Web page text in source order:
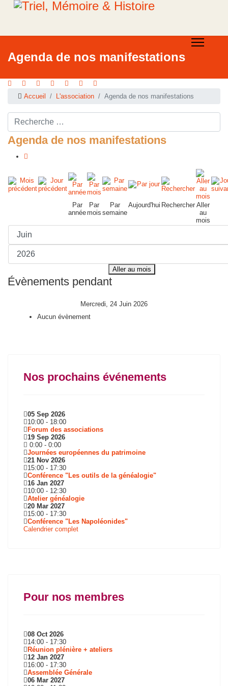
Agenda de nos manifestations
Accueil L'association Agenda de nos manifestations
Rechercher ...
Agenda de nos manifestations
Par
année
Par
mois
Par
semaine
Aujourd'hui Rechercher Aller
au
mois
Aller au mois
Évènements pendant
Mercredi, 24 Juin 2026
Aucun évènement
Nos prochains événements
05 Sep 2026
10:00 - 18:00
Forum des associations
19 Sep 2026
0:00 - 0:00
Journées européennes du patrimoine
21 Nov 2026
15:00 - 17:30
Conférence "Les outils de la généalogie"
16 Jan 2027
10:00 - 12:30
Atelier généalogie
20 Mar 2027
15:00 - 17:30
Conférence "Les Napoléonides"
Calendrier complet
Pour nos membres
08 Oct 2026
14:00 - 17:30
Réunion plénière + ateliers
12 Jan 2027
16:00 - 17:30
Assemblée Générale
06 Mar 2027